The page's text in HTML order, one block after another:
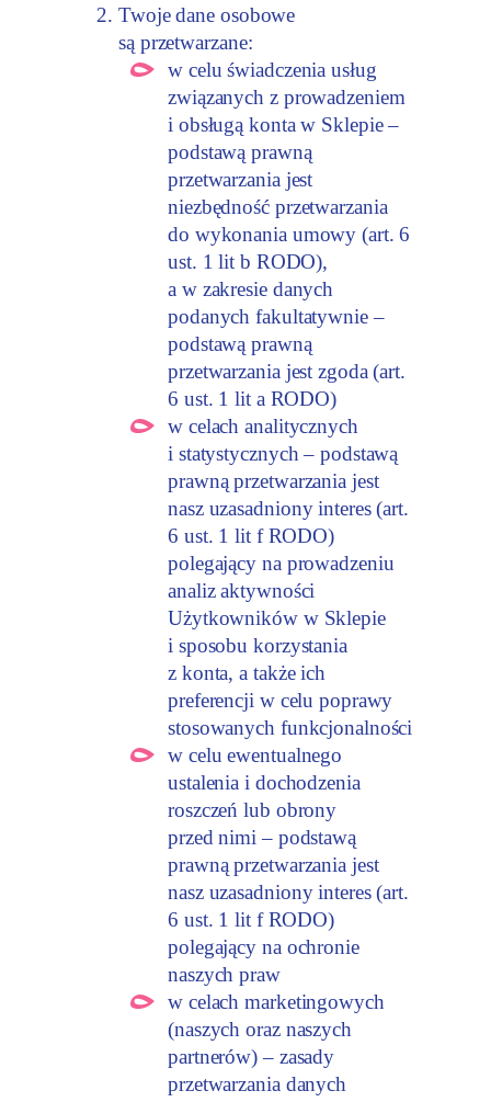
Twoje dane osobowe
są przetwarzane:
w celu świadczenia usług
związanych z prowadzeniem
i obsługą konta w Sklepie –
podstawą prawną
przetwarzania jest
niezbędność przetwarzania
do wykonania umowy (art. 6
ust. 1 lit b RODO),
a w zakresie danych
podanych fakultatywnie –
podstawą prawną
przetwarzania jest zgoda (art.
6 ust. 1 lit a RODO)
w celach analitycznych
i statystycznych – podstawą
prawną przetwarzania jest
nasz uzasadniony interes (art.
6 ust. 1 lit f RODO)
polegający na prowadzeniu
analiz aktywności
Użytkowników w Sklepie
i sposobu korzystania
z konta, a także ich
preferencji w celu poprawy
stosowanych funkcjonalności
w celu ewentualnego
ustalenia i dochodzenia
roszczeń lub obrony
przed nimi – podstawą
prawną przetwarzania jest
nasz uzasadniony interes (art.
6 ust. 1 lit f RODO)
polegający na ochronie
naszych praw
w celach marketingowych
(naszych oraz naszych
partnerów) – zasady
przetwarzania danych